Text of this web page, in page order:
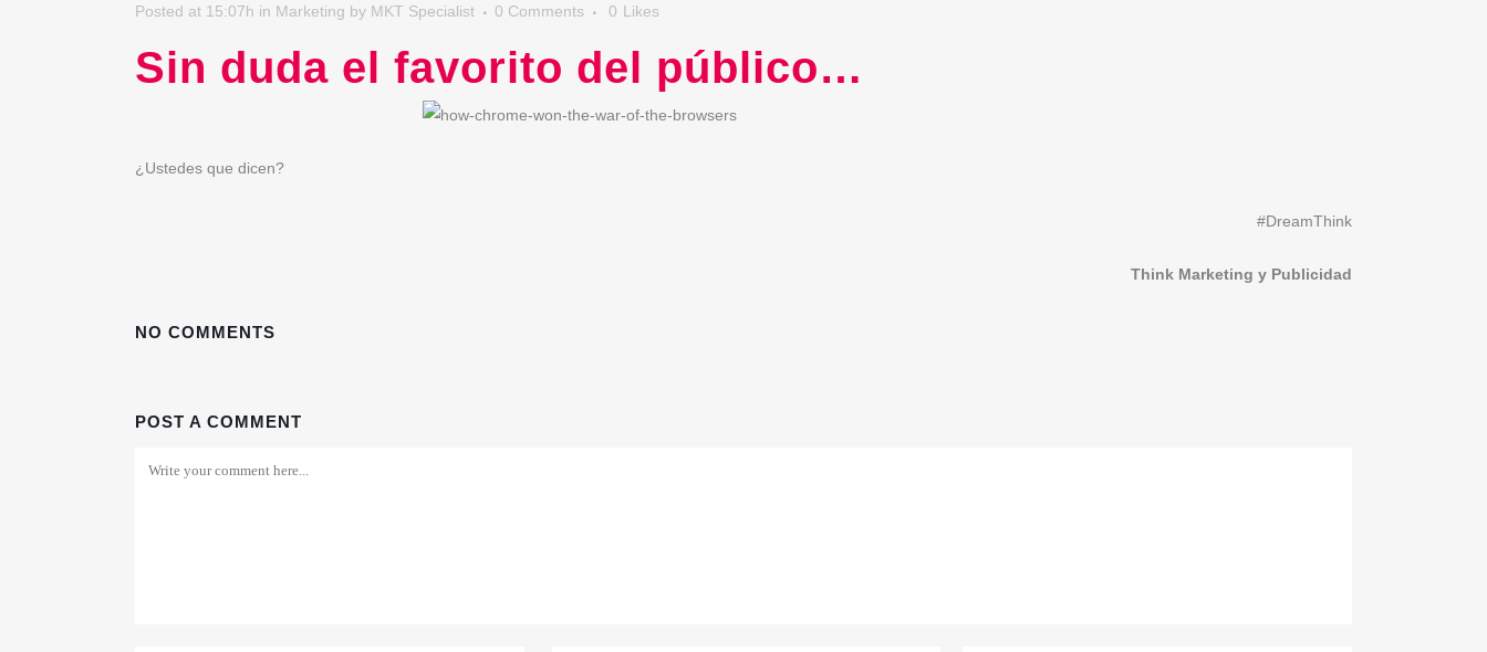
Posted at 15:07h in Marketing by MKT Specialist 0 Comments 0 Likes
Sin duda el favorito del público…
¿Ustedes que dicen?
#DreamThink
Think Marketing y Publicidad
NO COMMENTS
POST A COMMENT